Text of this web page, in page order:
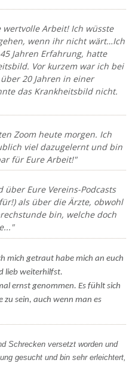
Arbeit! Ich wüsste
wenn ihr nicht wärt…Ich
Jahren Erfahrung, hatte
Vor kurzem war ich bei
20 Jahren in einer
das Krankheitsbild nicht.
Zoom heute morgen. Ich
viel dazugelernt und bin
für Eure Arbeit!"
Eure Vereins-Podcasts
als über die Ärzte, obwohl
bin, welche doch
mich getraut habe mich an euch
lieb weiterhilfst.
ernst genommen. Es fühlt sich
sein, auch wenn man es
Schrecken versetzt worden und
gesucht und bin sehr erleichtert,